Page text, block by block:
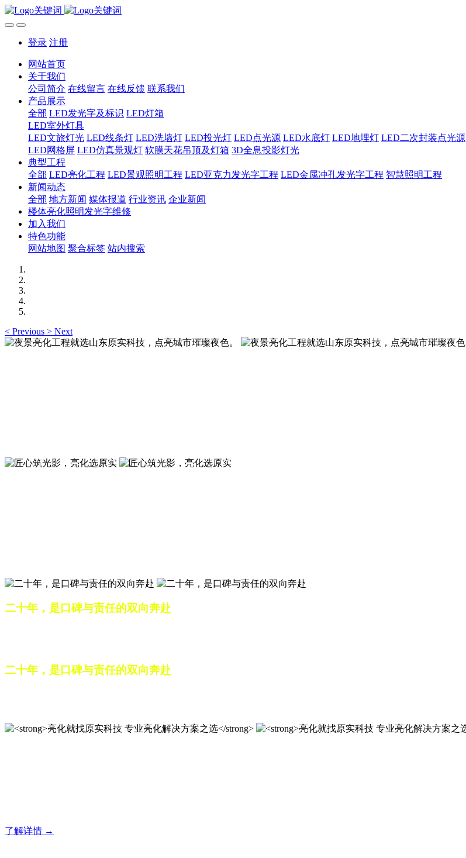
登录 注册
网站首页
关于我们
公司简介 在线留言 在线反馈 联系我们
产品展示
全部 LED发光字及标识 LED灯箱
LED室外灯具
LED文旅灯光 LED线条灯 LED洗墙灯 LED投光灯 LED点光源 LED水底灯 LED地埋灯 LED二次封装点光源
LED网格屏 LED仿真景观灯 软膜天花吊顶及灯箱 3D全息投影灯光
典型工程
全部 LED亮化工程 LED景观照明工程 LED亚克力发光字工程 LED金属冲孔发光字工程 智慧照明工程
新闻动态
全部 地方新闻 媒体报道 行业资讯 企业新闻
楼体亮化照明发光字维修
加入我们
特色功能
网站地图 聚合标签 站内搜索
< Previous > Next
二十年，是口碑与责任的双向奔赴
二十年，是口碑与责任的双向奔赴
了解详情 →